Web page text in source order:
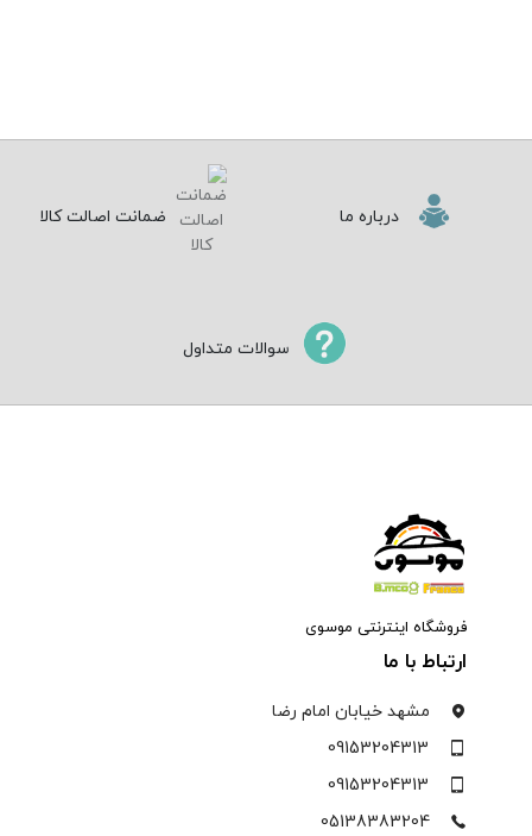
درباره ما ضمانت اصالت کالا
سوالات متداول
فروشگاه اینترنتی موسوی
ارتباط با ما
مشهد خیابان امام رضا
09153204313
09153204313
05138383204